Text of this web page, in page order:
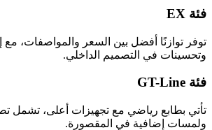
فئة EX
توفر توازنًا أفضل بين السعر والمواصفات، مع
وتحسينات في التصميم الداخلي.
فئة GT-Line
تأتي بطابع رياضي مع تجهيزات أعلى، تشمل
ولمسات إضافية في المقصورة.